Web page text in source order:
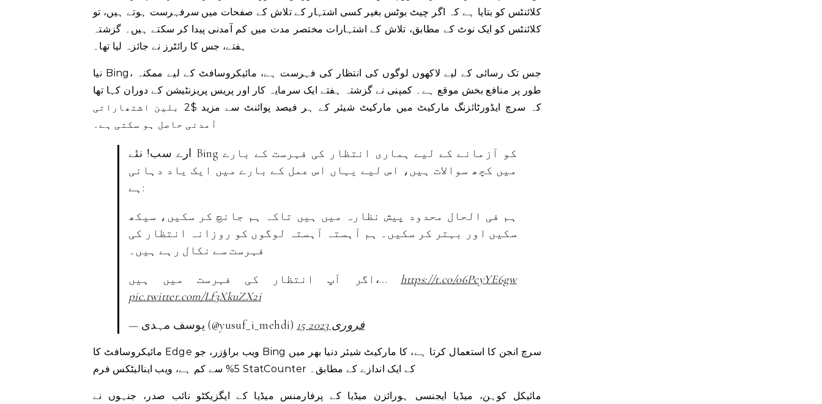
کلائنٹس کو بتایا ہے کہ اگر چیٹ بوٹس بغیر کسی اشتہار کے تلاش کے صفحات میں سرفہرست ہوتے ہیں، تو
کلائنٹس کو ایک نوٹ کے مطابق، تلاش کے اشتہارات مختصر مدت میں کم آمدنی پیدا کر سکتے ہیں۔ گزشتہ
ہفتے، جس کا رائٹرز نے جائزہ لیا تھا۔
نیا Bing، جس تک رسائی کے لیے لاکھوں لوگوں کی انتظار کی فہرست ہے، مائیکروسافٹ کے لیے ممکنہ
طور پر منافع بخش موقع ہے۔ کمپنی نے گزشتہ ہفتے ایک سرمایہ کار اور پریس پریزنٹیشن کے دوران کہا تھا
کہ سرچ ایڈورٹائزنگ مارکیٹ میں مارکیٹ شیئر کے ہر فیصد پوائنٹ سے مزید $2 بلین اشتھاراتی
آمدنی حاصل ہو سکتی ہے۔
ارے سب! نئے Bing کو آزمانے کے لیے ہماری انتظار کی فہرست کے بارے
میں کچھ سوالات ہیں، اس لیے یہاں اس عمل کے بارے میں ایک یاد دہانی
ہے:
ہم فی الحال محدود پیش نظارہ میں ہیں تاکہ ہم جانچ کر سکیں، سیکھ
سکیں اور بہتر کر سکیں۔ ہم آہستہ آہستہ لوگوں کو روزانہ انتظار کی
فہرست سے نکال رہے ہیں۔
اگر آپ انتظار کی فہرست میں ہیں،…https://t.co/06PcyYE6gw
pic.twitter.com/Lf3XkuZX2i
— یوسف مہدی (@yusuf_i_mehdi) 15 فروری 2023
مائیکروسافٹ کا Edge ویب براؤزر، جو Bing سرچ انجن کا استعمال کرتا ہے، کا مارکیٹ شیئر دنیا بھر میں
5% سے کم ہے، ویب اینالیٹکس فرم StatCounter کے ایک اندازے کے مطابق۔
مائیکل کوہن، میڈیا ایجنسی ہورائزن میڈیا کے پرفارمنس میڈیا کے ایگزیکٹو نائب صدر، جنہوں نے